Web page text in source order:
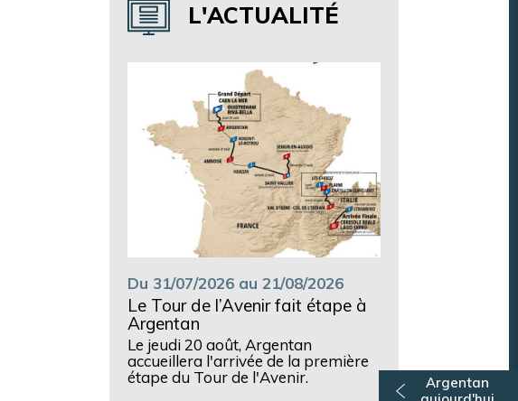
Argentan
Annuaire des associations
L'ACTUALITÉ
Du 31/07/2026 au 21/08/2026
Le Tour de l’Avenir fait étape à
Argentan
Le jeudi 20 août, Argentan
accueillera l'arrivée de la première
étape du Tour de l'Avenir.